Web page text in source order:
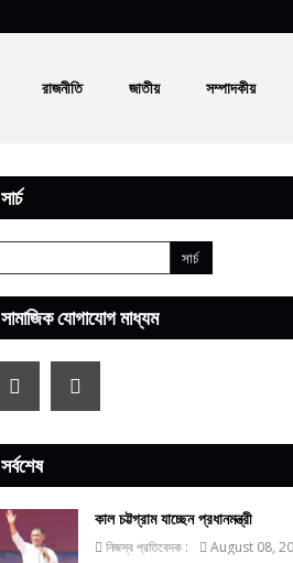
রাজনীতি জাতীয় সম্পাদকীয়
সার্চ
সামাজিক যোগাযোগ মাধ্যম
সর্বশেষ
কাল চট্টগ্রাম যাচ্ছেন প্রধানমন্ত্রী
নিজস্ব প্রতিবেদক : August 08,